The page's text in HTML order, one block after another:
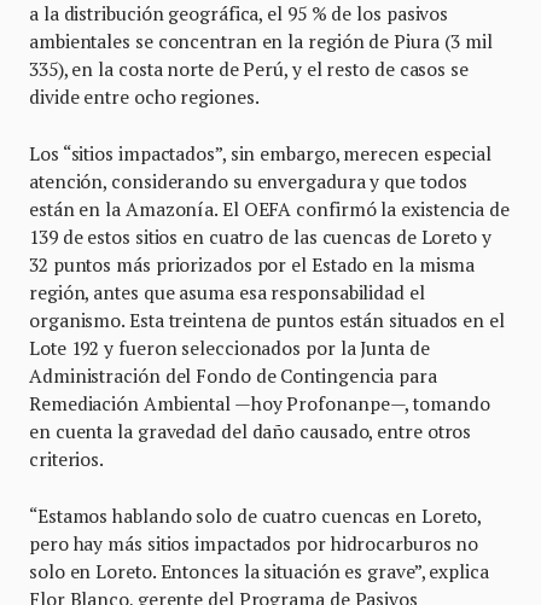
a la distribución geográfica, el 95 % de los pasivos
ambientales se concentran en la región de Piura (3 mil
335), en la costa norte de Perú, y el resto de casos se
divide entre ocho regiones.
Los “sitios impactados”, sin embargo, merecen especial
atención, considerando su envergadura y que todos
están en la Amazonía. El OEFA confirmó la existencia de
139 de estos sitios en cuatro de las cuencas de Loreto y
32 puntos más priorizados por el Estado en la misma
región, antes que asuma esa responsabilidad el
organismo. Esta treintena de puntos están situados en el
Lote 192 y fueron seleccionados por la Junta de
Administración del Fondo de Contingencia para
Remediación Ambiental —hoy Profonanpe—, tomando
en cuenta la gravedad del daño causado, entre otros
criterios.
“Estamos hablando solo de cuatro cuencas en Loreto,
pero hay más sitios impactados por hidrocarburos no
solo en Loreto. Entonces la situación es grave”, explica
Flor Blanco, gerente del Programa de Pasivos